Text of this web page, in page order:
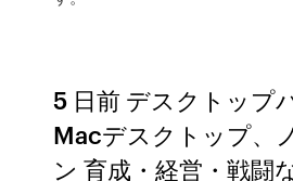
5 日前 デスクトップ
Macデスクトップ、
ン 育成・経営・戦闘